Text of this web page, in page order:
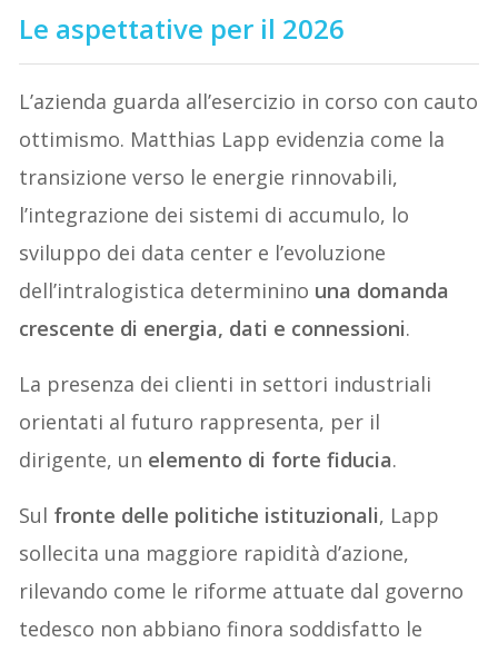
Le aspettative per il 2026
L’azienda guarda all’esercizio in corso con cauto
ottimismo. Matthias Lapp evidenzia come la
transizione verso le energie rinnovabili,
l’integrazione dei sistemi di accumulo, lo
sviluppo dei data center e l’evoluzione
dell’intralogistica determinino una domanda
crescente di energia, dati e connessioni.
La presenza dei clienti in settori industriali
orientati al futuro rappresenta, per il
dirigente, un elemento di forte fiducia.
Sul fronte delle politiche istituzionali, Lapp
sollecita una maggiore rapidità d’azione,
rilevando come le riforme attuate dal governo
tedesco non abbiano finora soddisfatto le